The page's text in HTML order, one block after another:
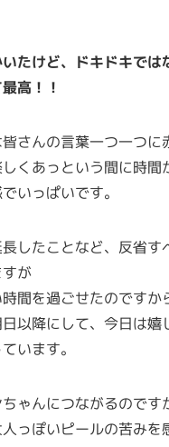
たけど、ドキドキでは
高！！
さんの言葉一つ一つに
くあっという間に時間
いっぱいです。
したことなど、反省す
が
間を過ごせたのですか
以降にして、今日は嬉
います。
ゃんにつながるのです
っぽいピールの苦みを